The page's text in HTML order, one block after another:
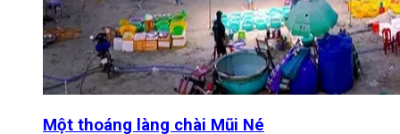
Một thoáng làng chài Mũi Né